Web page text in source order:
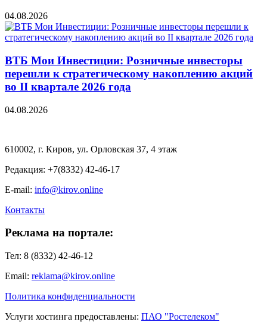
04.08.2026
ВТБ Мои Инвестиции: Розничные инвесторы
перешли к стратегическому накоплению акций
во II квартале 2026 года
04.08.2026
610002, г. Киров, ул. Орловская 37, 4 этаж
Редакция: +7(8332) 42-46-17
E-mail: info@kirov.online
Контакты
Реклама на портале:
Тел: 8 (8332) 42-46-12
Email: reklama@kirov.online
Политика конфиденциальности
Услуги хостинга предоставлены: ПАО "Ростелеком"